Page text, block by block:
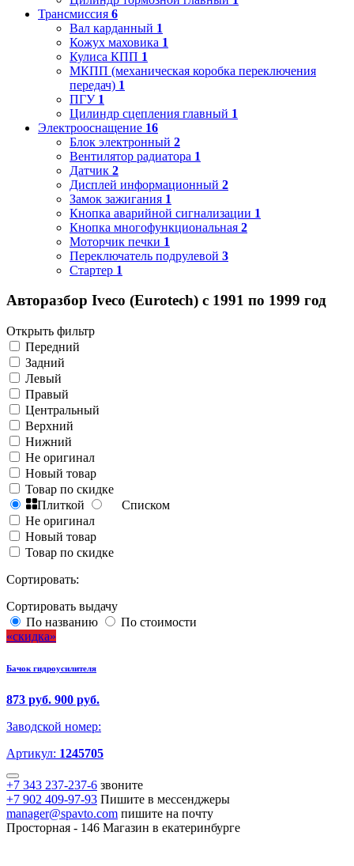
Трансмиссия 6
Вал карданный 1
Кожух маховика 1
Кулиса КПП 1
МКПП (механическая коробка переключения
передач) 1
ПГУ 1
Цилиндр сцепления главный 1
Электрооснащение 16
Блок электронный 2
Вентилятор радиатора 1
Датчик 2
Дисплей информационный 2
Замок зажигания 1
Кнопка аварийной сигнализации 1
Кнопка многофункциональная 2
Моторчик печки 1
Переключатель подрулевой 3
Стартер 1
Авторазбор Iveco (Eurotech) с 1991 по 1999 год
Открыть фильтр
Передний
Задний
Левый
Правый
Центральный
Верхний
Нижний
Не оригинал
Новый товар
Товар по скидке
Плиткой
Списком
Не оригинал
Новый товар
Товар по скидке
Сортировать:
Сортировать выдачу
По названию
По стоимости
скидка
Бачок гидроусилителя
873 руб. 900 руб.
Заводской номер:
Артикул: 1245705
+7 343 237-237-6 звоните
+7 902 409-97-93 Пишите в мессенджеры
manager@spavto.com пишите на почту
Просторная - 146 Магазин в екатеринбурге